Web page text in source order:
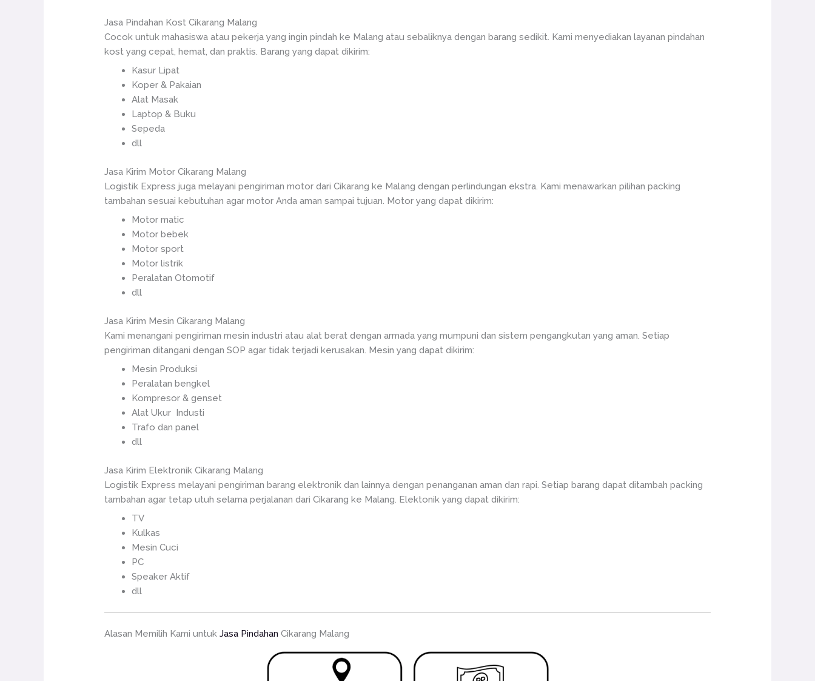
Jasa Pindahan Kost Cikarang Malang
Cocok untuk mahasiswa atau pekerja yang ingin pindah ke Malang atau sebaliknya dengan barang sedikit. Kami menyediakan layanan pindahan
kost yang cepat, hemat, dan praktis. Barang yang dapat dikirim:
Kasur Lipat
Koper & Pakaian
Alat Masak
Laptop & Buku
Sepeda
dll
Jasa Kirim Motor Cikarang Malang
Logistik Express juga melayani pengiriman motor dari Cikarang ke Malang dengan perlindungan ekstra. Kami menawarkan pilihan packing
tambahan sesuai kebutuhan agar motor Anda aman sampai tujuan. Motor yang dapat dikirim:
Motor matic
Motor bebek
Motor sport
Motor listrik
Peralatan Otomotif
dll
Jasa Kirim Mesin Cikarang Malang
Kami menangani pengiriman mesin industri atau alat berat dengan armada yang mumpuni dan sistem pengangkutan yang aman. Setiap
pengiriman ditangani dengan SOP agar tidak terjadi kerusakan. Mesin yang dapat dikirim:
Mesin Produksi
Peralatan bengkel
Kompresor & genset
Alat Ukur Industi
Trafo dan panel
dll
Jasa Kirim Elektronik Cikarang Malang
Logistik Express melayani pengiriman barang elektronik dan lainnya dengan penanganan aman dan rapi. Setiap barang dapat ditambah packing
tambahan agar tetap utuh selama perjalanan dari Cikarang ke Malang. Elektonik yang dapat dikirim:
TV
Kulkas
Mesin Cuci
PC
Speaker Aktif
dll
Alasan Memilih Kami untukJasa Pindahan Cikarang Malang